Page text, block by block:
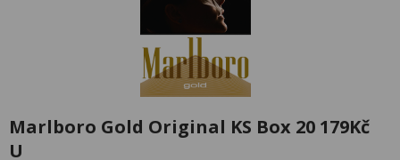
Marlboro Gold Original KS Box 20 179Kč
U